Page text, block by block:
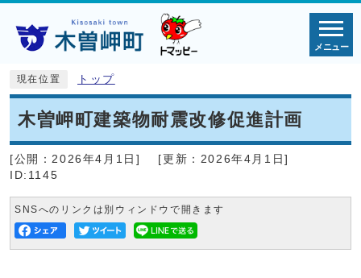
メニュー
現在位置 トップ
木曽岬町建築物耐震改修促進計画
[公開： 2026年4月1日 ] [更新： 2026年4月1日]
ID:1145
SNSへのリンクは別ウィンドウで開きます